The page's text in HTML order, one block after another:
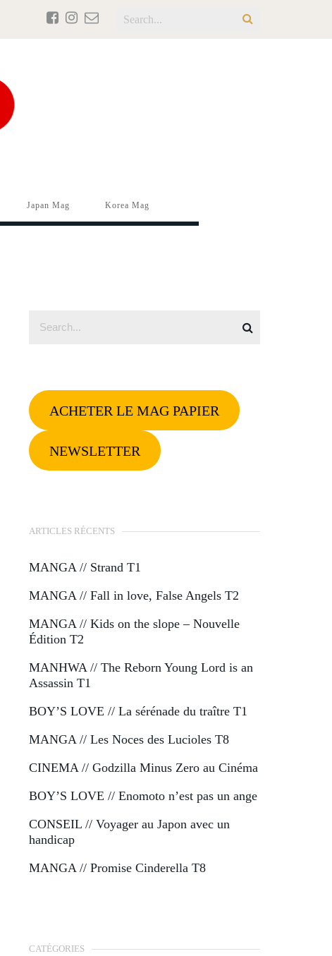
Japan Mag Korea Mag
ACHETER LE MAG PAPIER
NEWSLETTER
ARTICLES RÉCENTS
MANGA // Strand T1
MANGA // Fall in love, False Angels T2
MANGA // Kids on the slope – Nouvelle
Édition T2
MANHWA // The Reborn Young Lord is an
Assassin T1
BOY’S LOVE // La sérénade du traître T1
MANGA // Les Noces des Lucioles T8
CINEMA // Godzilla Minus Zero au Cinéma
BOY’S LOVE // Enomoto n’est pas un ange
CONSEIL // Voyager au Japon avec un
handicap
MANGA // Promise Cinderella T8
CATÉGORIES